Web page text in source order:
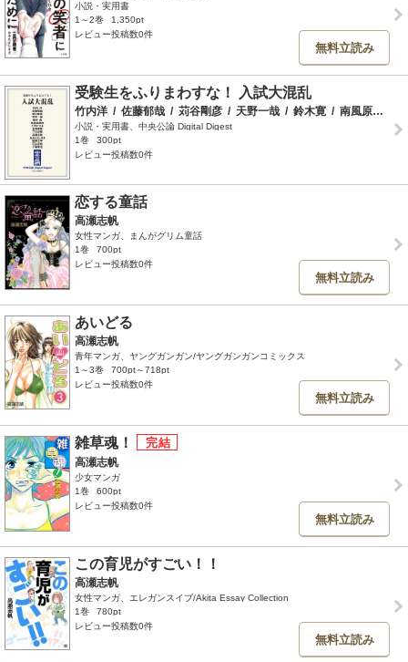
小説・実用書
1～2巻
1,350pt
レビュー投稿数0件
無料立読み
受験生をふりまわすな！ 入試大混乱
竹内洋 / 佐藤郁哉 / 苅谷剛彦 / 天野一哉 / 鈴木寛 / 南風原朝和
小説・実用書、中央公論 Digital Digest
1巻
300pt
レビュー投稿数0件
恋する童話
高瀬志帆
女性マンガ、まんがグリム童話
1巻
700pt
レビュー投稿数0件
無料立読み
あいどる
高瀬志帆
青年マンガ、ヤングガンガン/ヤングガンガンコミックス
1～3巻
700pt～718pt
レビュー投稿数0件
無料立読み
雑草魂！
高瀬志帆
少女マンガ
1巻
600pt
レビュー投稿数0件
無料立読み
この育児がすごい！！
高瀬志帆
女性マンガ、エレガンスイブ/Akita Essay Collection
1巻
780pt
レビュー投稿数0件
無料立読み